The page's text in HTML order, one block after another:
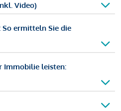
Video)
ermitteln Sie die
Immobilie leisten: